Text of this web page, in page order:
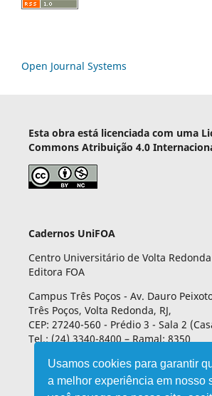
Usamos cookies para garantir
a melhor experiência em nosso
Open Journal Systems
Esta obra está licenciada com uma
Commons Atribuição 4.0
Cadernos UniFOA
Centro Universitário de Volta
Editora FOA
Campus Três Poços - Av. Dauro
Três Poços, Volta Redonda, RJ,
CEP: 27240-560 - Prédio 3 - Sala 2
Tel.: (24) 3340-8400 – Ramal: 8350